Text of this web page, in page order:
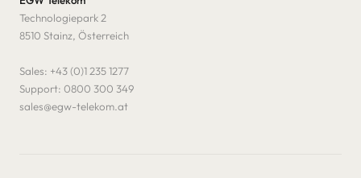
Technologiepark 2
8510 Stainz, Österreich
Sales: +43 (0)1 235 1277
Support: 0800 300 349
sales@egw-telekom.at